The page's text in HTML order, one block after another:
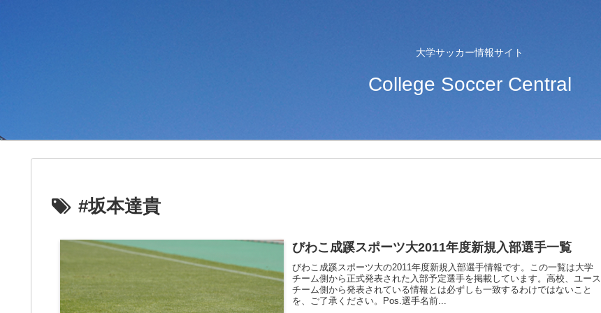
大学サッカー情報サイト
College Soccer Central
#坂本達貴
びわこ成蹊スポーツ大2011年度新規入部選手一覧
びわこ成蹊スポーツ大の2011年度新規入部選手情報です。この一覧は大学
チーム側から正式発表された入部予定選手を掲載しています。高校、ユース
チーム側から発表されている情報とは必ずしも一致するわけではないこと
を、ご了承ください。Pos.選手名前...